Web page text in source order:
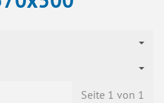
Seite 1 von 1